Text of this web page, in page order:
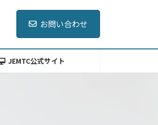
お問い合わせ
JEMTC公式サイト